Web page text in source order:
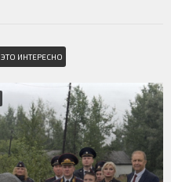
ЭТО ИНТЕРЕСНО